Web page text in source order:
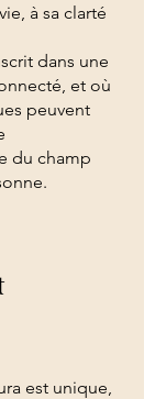
à sa clarté
dans une
et où
peuvent
du champ
est unique,